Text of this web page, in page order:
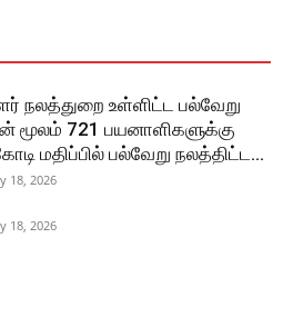
நலத்துறை உள்ளிட்ட பல்வேறு
மூலம் 721 பயனாளிகளுக்கு
மதிப்பில் பல்வேறு நலத்திட்ட...
18, 2026
18, 2026